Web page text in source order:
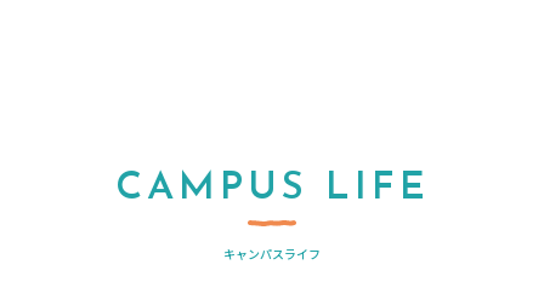
CAMPUS LIFE
キャンパスライフ